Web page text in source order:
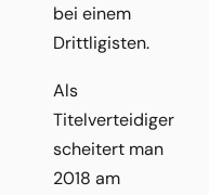
bei einem
Drittligisten.
Als
Titelverteidiger
scheitert man
2018 am